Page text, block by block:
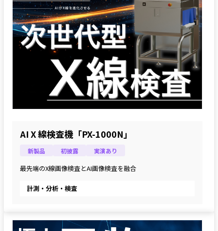
AI X 線検査機「PX-1000N」
新製品 初披露 実演あり
最先端のX線画像検査とAI画像検査を融合
計測・分析・検査